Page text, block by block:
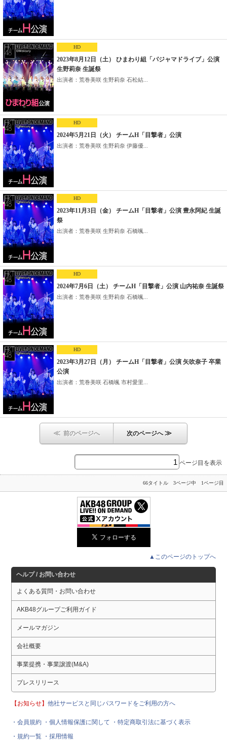
HD
2023年8月12日（土） ひまわり組「パジャマドライブ」公演
生野莉奈 生誕祭
出演者：荒巻美咲 生野莉奈 石松結...
HD
2024年5月21日（火） チームH「目撃者」公演
出演者：荒巻美咲 生野莉奈 伊藤優...
HD
2023年11月3日（金） チームH「目撃者」公演 豊永阿紀 生誕
祭
出演者：荒巻美咲 生野莉奈 石橋颯...
HD
2024年7月6日（土） チームH「目撃者」公演 山内祐奈 生誕祭
出演者：荒巻美咲 生野莉奈 石橋颯...
HD
2023年3月27日（月） チームH「目撃者」公演 矢吹奈子 卒業
公演
出演者：荒巻美咲 石橋颯 市村愛里...
≪ 前のページへ 次のページへ≫
ページ目を表示
66タイトル 3ページ中 1ページ目
▲このページのトップへ
ヘルプ / お問い合わせ
よくある質問・お問い合わせ
AKB48グループご利用ガイド
メールマガジン
会社概要
事業提携・事業譲渡(M&A)
プレスリリース
【お知らせ】他社サービスと同じパスワードをご利用の方へ
・会員規約 ・個人情報保護に関して
・特定商取引法に基づく表示
・規約一覧 ・採用情報